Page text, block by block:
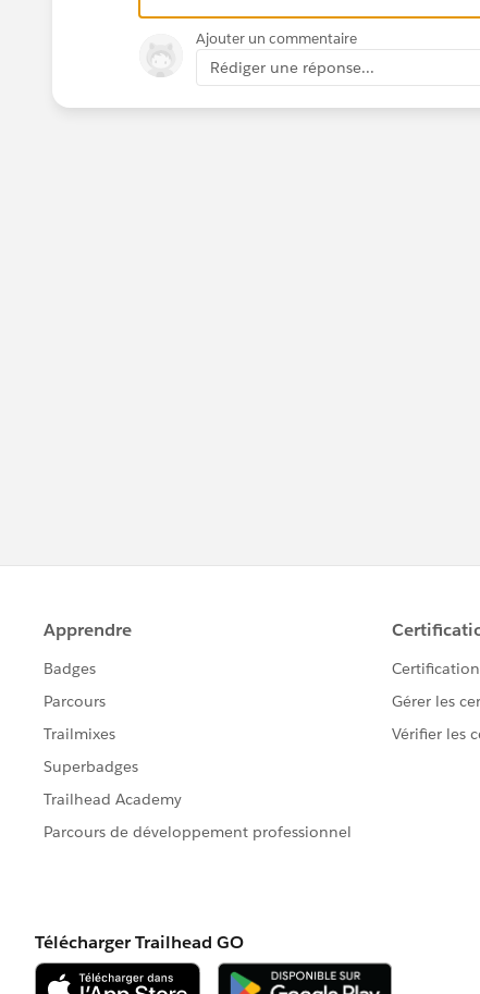
Ajouter un commentaire
Rédiger une réponse...